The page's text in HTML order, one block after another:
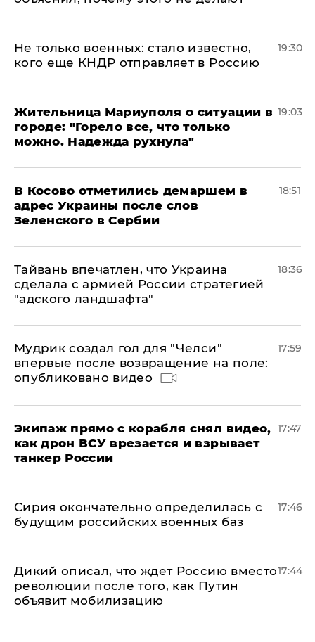
Не только военных: стало известно,
кого еще КНДР отправляет в Россию
19:30
Жительница Мариуполя о ситуации в
городе: "Горело все, что только
можно. Надежда рухнула"
19:03
В Косово отметились демаршем в
адрес Украины после слов
Зеленского в Сербии
18:51
Тайвань впечатлен, что Украина
сделала с армией России стратегией
"адского ландшафта"
18:36
Мудрик создал гол для "Челси"
впервые после возвращение на поле:
опубликовано видео
17:59
Экипаж прямо с корабля снял видео,
как дрон ВСУ врезается и взрывает
танкер России
17:47
Сирия окончательно определилась с
будущим российских военных баз
17:46
Дикий описал, что ждет Россию вместо
революции после того, как Путин
объявит мобилизацию
17:44